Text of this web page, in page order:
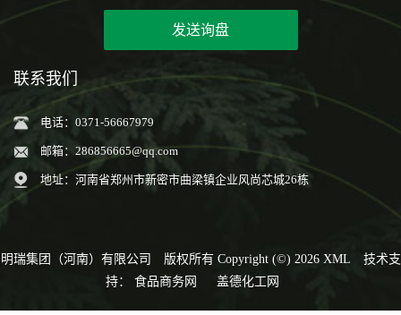
发送询盘
联系我们
电话：0371-56667979
邮箱： 286856665@qq.com
地址：河南省郑州市新密市曲梁镇企业风尚芯城26栋
明瑞集团（河南）有限公司 版权所有 Copyright (©) 2026 XML
技术支
持： 食品商务网 盖德化工网